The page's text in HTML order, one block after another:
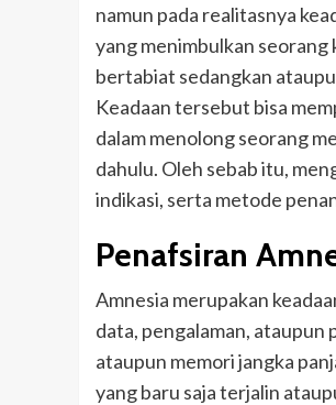
namun pada realitasnya
yang menimbulkan seorang
bertabiat sedangkan
Keadaan tersebut bisa
dalam menolong seorang
dahulu. Oleh sebab itu,
indikasi, serta metode
Penafsiran
Amnesia merupakan
data, pengalaman,
ataupun memori jangka
yang baru saja terjalin